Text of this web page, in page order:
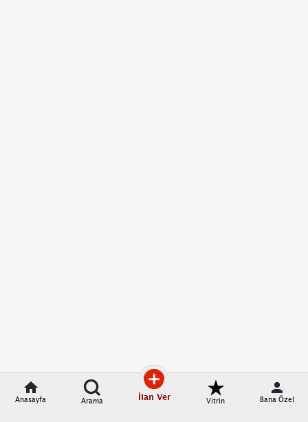
Anasayfa Arama İlan Ver Vitrin Bana Özel